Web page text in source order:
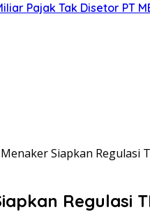
Pajak Tak Disetor PT
Siapkan Regulasi
Regulasi